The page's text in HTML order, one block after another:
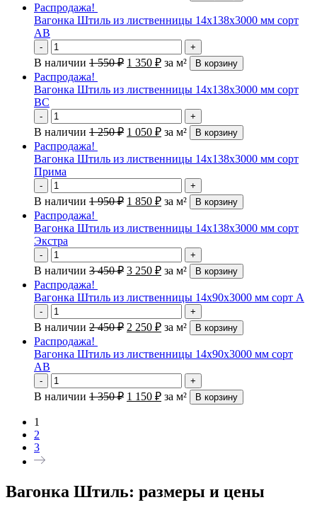
Распродажа!
Вагонка Штиль из лиственницы 14х138х3000 мм сорт
АВ
- +
В наличии 1 550₽ 1 350 ₽ за м² В корзину
Распродажа!
Вагонка Штиль из лиственницы 14х138х3000 мм сорт
ВС
- +
В наличии 1 250₽ 1 050 ₽ за м² В корзину
Распродажа!
Вагонка Штиль из лиственницы 14х138х3000 мм сорт
Прима
- +
В наличии 1 950₽ 1 850 ₽ за м² В корзину
Распродажа!
Вагонка Штиль из лиственницы 14х138х3000 мм сорт
Экстра
- +
В наличии 3 450₽ 3 250 ₽ за м² В корзину
Распродажа!
Вагонка Штиль из лиственницы 14х90х3000 мм сорт А
- +
В наличии 2 450₽ 2 250 ₽ за м² В корзину
Распродажа!
Вагонка Штиль из лиственницы 14х90х3000 мм сорт
АВ
- +
В наличии 1 350₽ 1 150 ₽ за м² В корзину
1
2
3
Вагонка Штиль: размеры и цены